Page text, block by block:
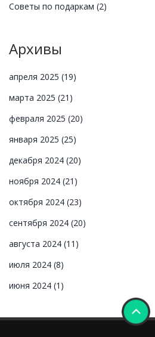
Советы по подаркам (2)
Архивы
апреля 2025 (19)
марта 2025 (21)
февраля 2025 (20)
января 2025 (25)
декабря 2024 (20)
ноября 2024 (21)
октября 2024 (23)
сентября 2024 (20)
августа 2024 (11)
июля 2024 (8)
июня 2024 (1)